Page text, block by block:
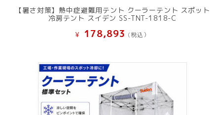
【暑さ対策】熱中症避難用テント クーラーテント スポット
冷房テント スイデン SS-TNT-1818-C
¥ 178,893 (税込）